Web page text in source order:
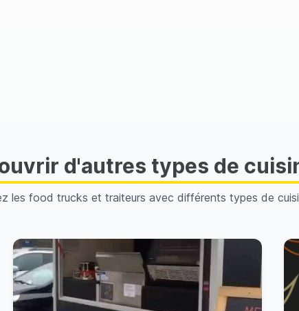
d'autres types de
les food trucks et traiteurs avec différents types de